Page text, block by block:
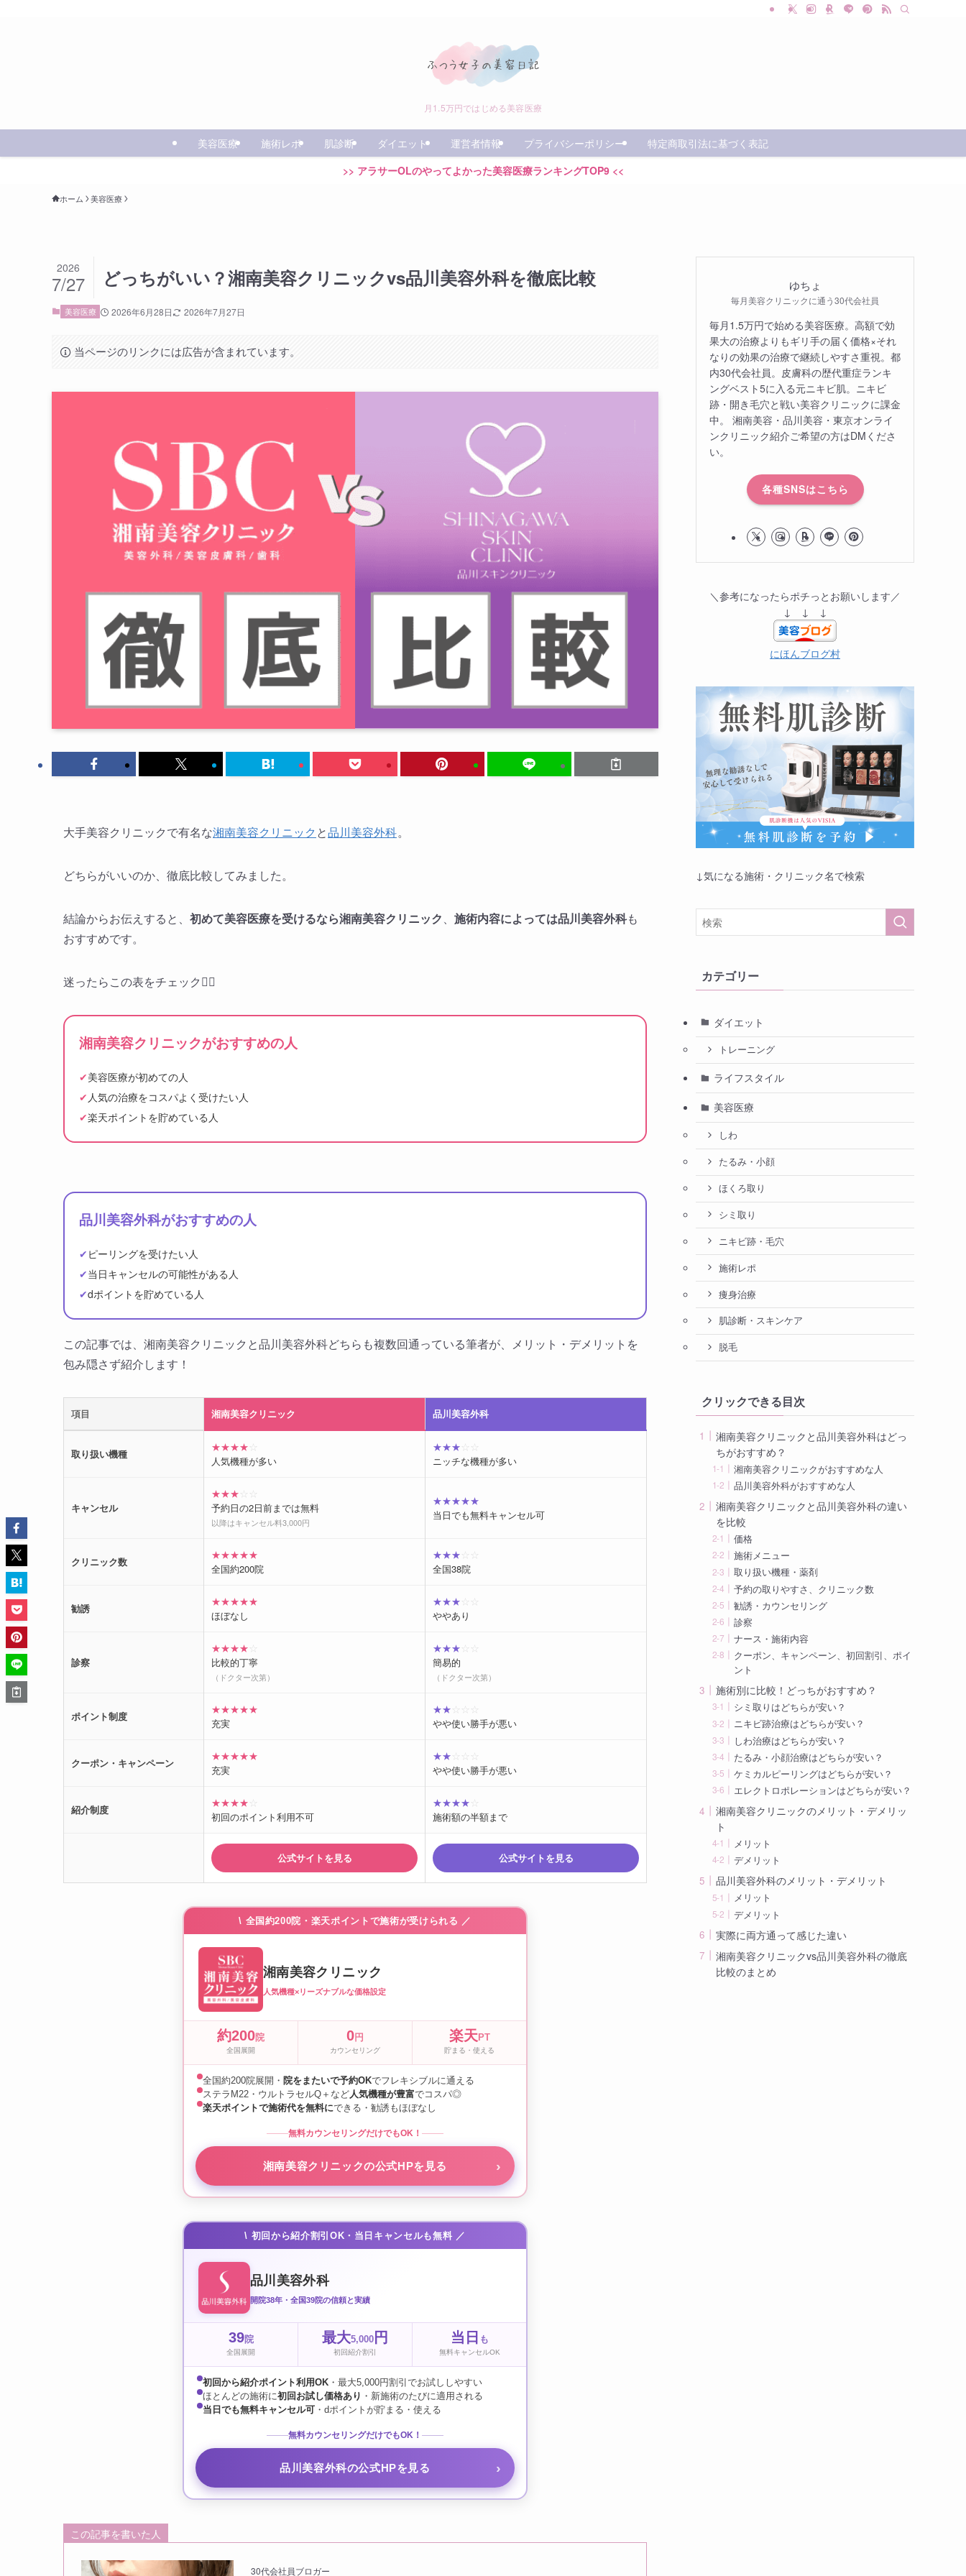
月1.5万円ではじめる美容医療
美容医療 施術レポ 肌診断 ダイエット 運営者情報 プライバシーポリシー
特定商取引法に基づく表記
>> アラサーOLのやってよかった美容医療ランキングTOP9 <<
ホーム 美容医療
どっちがいい？湘南美容クリニックvs品川美容外科を徹底比較
2026
7/27
美容医療 2026年6月28日 2026年7月27日
当ページのリンクには広告が含まれています。
大手美容クリニックで有名な湘南美容クリニック と品川美容外科。
どちらがいいのか、徹底比較してみました。
結論からお伝えすると、 初めて美容医療を受けるなら湘南美容クリニック、 施術内容によっては品川美容外科も
おすすめです。
迷ったらこの表をチェック👇🏻
湘南美容クリニックがおすすめの人
✔美容医療が初めての人
✔ 人気の治療をコスパよく受けたい人
✔楽天ポイントを貯めている人
品川美容外科がおすすめの人
✔ ピーリングを受けたい人
✔当日キャンセルの可能性がある人
✔dポイントを貯めている人
この記事では、湘南美容クリニックと品川美容外科どちらも複数回通っている筆者が、メリット・デメリットを
包み隠さず紹介します！
項目 湘南美容クリニック 品川美容外科
取り扱い機種
★★★★ ☆
人気機種が多い
★★★ ☆☆
ニッチな機種が多い
キャンセル
★★★ ☆☆
予約日の2日前までは無料
以降はキャンセル料3,000円
★★★★★
当日でも無料キャンセル可
クリニック数
★★★★★
全国約200院
★★★ ☆☆
全国38院
勧誘
★★★★★
ほぼなし
★★★ ☆☆
ややあり
診察
★★★★ ☆
比較的丁寧
（ドクター次第）
★★★ ☆☆
簡易的
（ドクター次第）
ポイント制度
★★★★★
充実
★★ ☆☆☆
やや使い勝手が悪い
クーポン・キャンペーン
★★★★★
充実
★★ ☆☆☆
やや使い勝手が悪い
紹介制度
★★★★ ☆
初回のポイント利用不可
★★★★ ☆
施術額の半額まで
公式サイトを見る 公式サイトを見る
\ 全国約200院・楽天ポイントで施術が受けられる ／
湘南美容クリニック
人気機種×リーズナブルな価格設定
約200院
全国展開
0 円
カウンセリング
楽天PT
貯まる・使える
全国約200院展開・ 院をまたいで予約OKでフレキシブルに通える
ステラM22・ウルトラセルQ＋など人気機種が豊富でコスパ◎
楽天ポイントで施術代を無料にできる・勧誘もほぼなし
無料カウンセリングだけでもOK！
湘南美容クリニックの公式HPを見る
\ 初回から紹介割引OK・当日キャンセルも無料 ／
品川美容外科
開院38年・全国39院の信頼と実績
39院
全国展開
最大5,000 円
初回紹介割引
当日 も
無料キャンセルOK
初回から紹介ポイント利用OK ・最大5,000円割引でお試ししやすい
ほとんどの施術に初回お試し価格あり ・新施術のたびに適用される
当日でも無料キャンセル可 ・dポイントが貯まる・使える
無料カウンセリングだけでもOK！
品川美容外科の公式HPを見る
この記事を書いた人
30代会社員ブロガー
ゆちょ
毎月美容クリニックに通う30代会社員
毎月1.5万円で始める美容医療。高額で効
果大の治療よりもギリ手の届く価格×それ
なりの効果の治療で継続しやすさ重視。都
内30代会社員。皮膚科の歴代重症ランキ
ングベスト5に入る元ニキビ肌。ニキビ
跡・開き毛穴と戦い美容クリニックに課金
中。 湘南美容・品川美容・東京オンライ
ンクリニック紹介ご希望の方はDMくださ
い。
各種SNSはこちら
＼参考になったらポチっとお願いします／
↓ ↓ ↓
にほんブログ村
↓気になる施術・クリニック名で検索
カテゴリー
ダイエット
トレーニング
ライフスタイル
美容医療
しわ
たるみ・小顔
ほくろ取り
シミ取り
ニキビ跡・毛穴
施術レポ
痩身治療
肌診断・スキンケア
脱毛
クリックできる目次
湘南美容クリニックと品川美容外科はどっ
ちがおすすめ？
湘南美容クリニックがおすすめな人
品川美容外科がおすすめな人
湘南美容クリニックと品川美容外科の違い
を比較
価格
施術メニュー
取り扱い機種・薬剤
予約の取りやすさ、クリニック数
勧誘・カウンセリング
診察
ナース・施術内容
クーポン、キャンペーン、初回割引、ポイ
ント
施術別に比較！どっちがおすすめ？
シミ取りはどちらが安い？
ニキビ跡治療はどちらが安い？
しわ治療はどちらが安い？
たるみ・小顔治療はどちらが安い？
ケミカルピーリングはどちらが安い？
エレクトロポレーションはどちらが安い？
湘南美容クリニックのメリット・デメリッ
ト
メリット
デメリット
品川美容外科のメリット・デメリット
メリット
デメリット
実際に両方通って感じた違い
湘南美容クリニックvs品川美容外科の徹底
比較のまとめ